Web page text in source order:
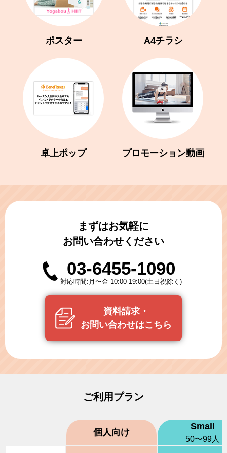
ポスター A4チラシ
卓上ポップ プロモーション動画
まずはお気軽に
お問い合わせください
03-6455-1090
対応時間:月〜金 10:00-19:00(土日祝除く)
資料請求・
お問い合わせはこちら
ご利用プラン
個人向け
Small
50〜99人